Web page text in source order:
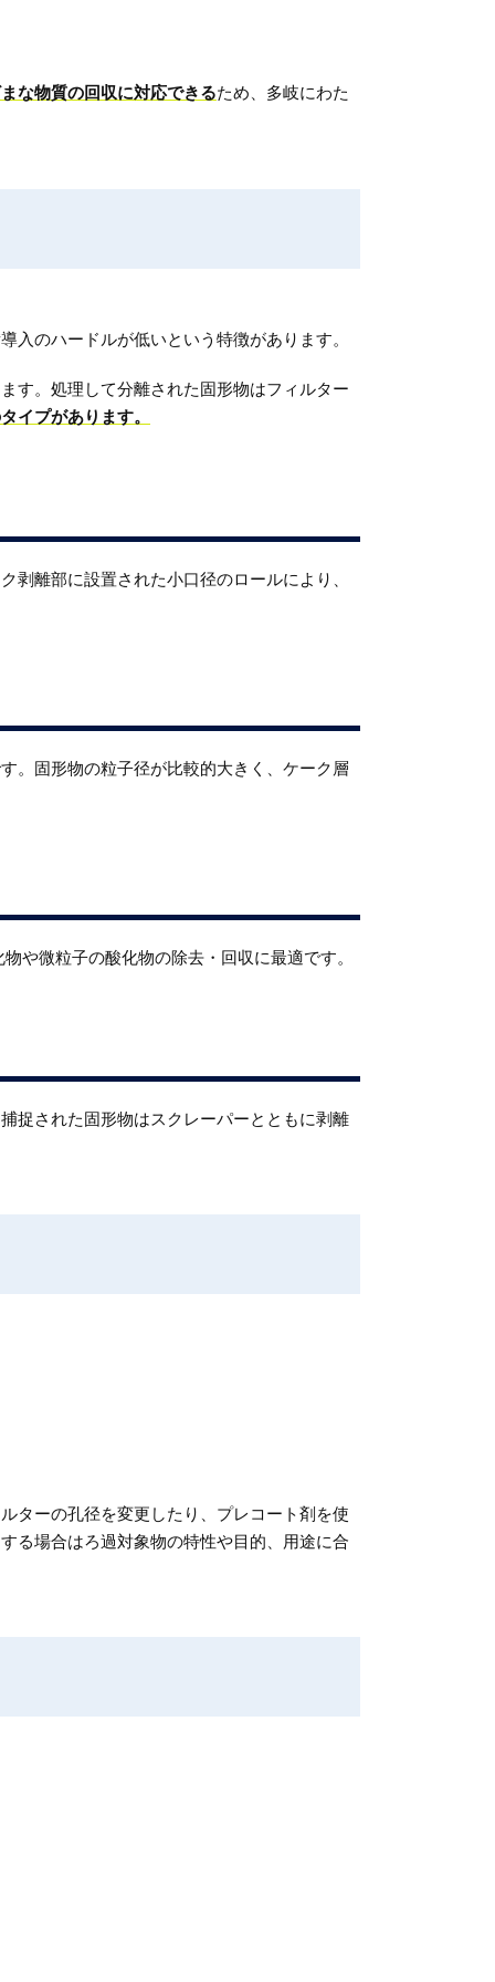
な物質の回収に対応できるため、多岐にわた
のハードルが低いという特徴があります。
す。処理して分離された固形物はフィルター
イプがあります。
離部に設置された小口径のロールにより、
。固形物の粒子径が比較的大きく、ケーク層
や微粒子の酸化物の除去・回収に最適です。
捉された固形物はスクレーパーとともに剥離
ターの孔径を変更したり、プレコート剤を使
る場合はろ過対象物の特性や目的、用途に合